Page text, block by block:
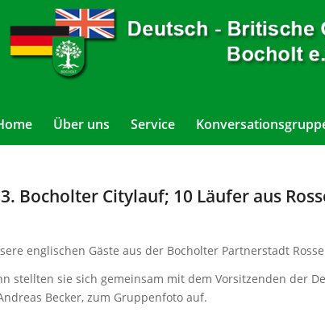
Über uns Service
Bocholter Citylauf; 10 Läufer aus
englischen Gäste aus der Bocholter Partnerstadt
stellten sie sich gemeinsam mit dem Vorsitzenden der
Becker, zum Gruppenfoto auf.